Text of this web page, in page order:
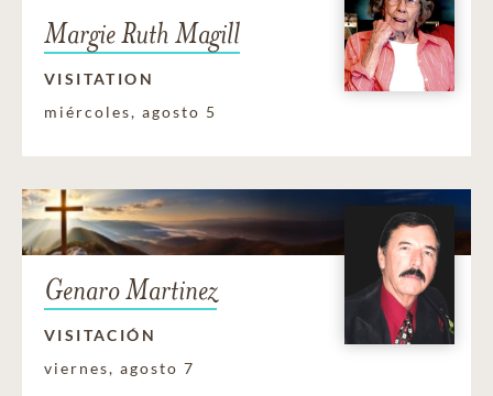
Margie Ruth Magill
VISITATION
miércoles, agosto 5
Genaro Martinez
VISITACIÓN
viernes, agosto 7